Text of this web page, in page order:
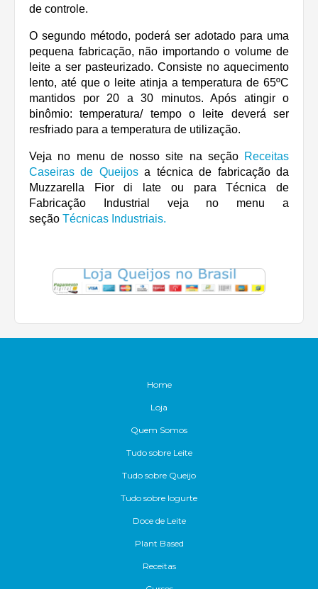
de controle.
O segundo método, poderá ser adotado para uma
pequena fabricação, não importando o volume de
leite a ser pasteurizado. Consiste no aquecimento
lento, até que o leite atinja a temperatura de 65ºC
mantidos por 20 a 30 minutos. Após atingir o
binômio: temperatura/ tempo o leite deverá ser
resfriado para a temperatura de utilização.
Veja no menu de nosso site na seção Receitas
Caseiras de Queijosa técnica de fabricação da
Muzzarella Fior di late ou para Técnica de
Fabricação Industrial veja no menu a
seção Técnicas Industriais.
Home
Loja
Quem Somos
Tudo sobre Leite
Tudo sobre Queijo
Tudo sobre Iogurte
Doce de Leite
Plant Based
Receitas